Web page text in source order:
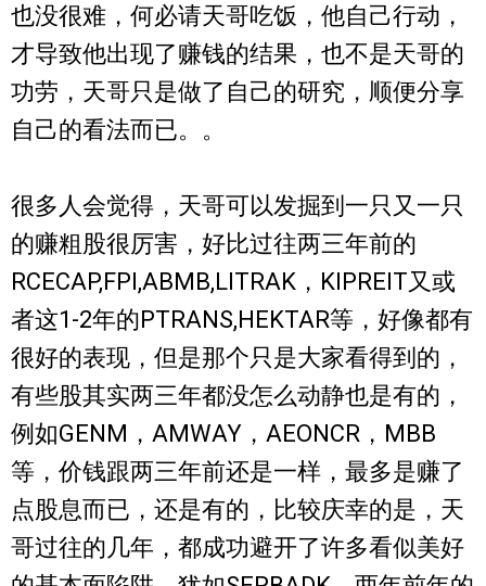
也没很难，何必请天哥吃饭，他自己行动，
才导致他出现了赚钱的结果，也不是天哥的
功劳，天哥只是做了自己的研究，顺便分享
自己的看法而已。。
很多人会觉得，天哥可以发掘到一只又一只
的赚粗股很厉害，好比过往两三年前的
RCECAP,FPI,ABMB,LITRAK，KIPREIT又或
者这1-2年的PTRANS,HEKTAR等，好像都有
很好的表现，但是那个只是大家看得到的，
有些股其实两三年都没怎么动静也是有的，
例如GENM，AMWAY，AEONCR，MBB
等，价钱跟两三年前还是一样，最多是赚了
点股息而已，还是有的，比较庆幸的是，天
哥过往的几年，都成功避开了许多看似美好